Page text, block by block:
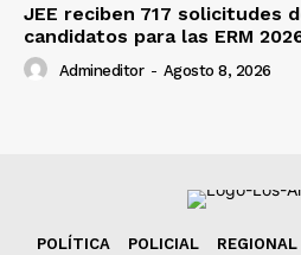
JEE reciben 717 solicitudes
candidatos para las ERM
Admineditor - Agosto 8, 2026
POLÍTICA POLICIAL REGIONAL